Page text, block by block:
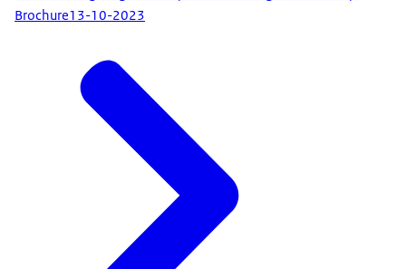
Brochure13-10-2023